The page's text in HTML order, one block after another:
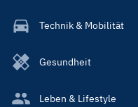
Technik & Mobilität
Gesundheit
Leben & Lifestyle